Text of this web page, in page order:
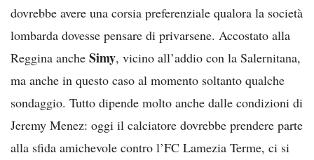
dovrebbe avere una corsia preferenziale qualora la società
lombarda dovesse pensare di privarsene. Accostato alla
Reggina anche Simy, vicino all’addio con la Salernitana,
ma anche in questo caso al momento soltanto qualche
sondaggio. Tutto dipende molto anche dalle condizioni di
Jeremy Menez: oggi il calciatore dovrebbe prendere parte
alla sfida amichevole contro l’FC Lamezia Terme, ci si